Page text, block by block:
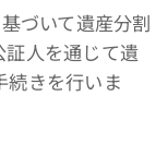
づいて遺産分割
証人を通じて遺
続きを行いま